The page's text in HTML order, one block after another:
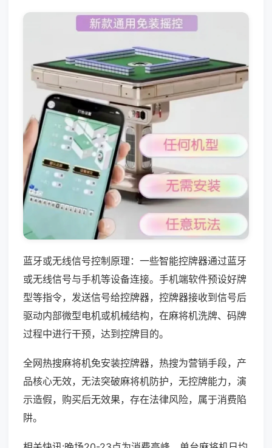
蓝牙或无线信号控制原理：一些智能控牌器通过蓝牙
或无线信号与手机等设备连接。手机端软件预设好牌
型等指令，发送信号给控牌器，控牌器接收到信号后
驱动内部微型电机或机械结构，在麻将机洗牌、码牌
过程中进行干预，达到控牌目的。
全网热搜麻将机免安装控牌器，热搜为营销手段，产
品核心无效，无法突破麻将机防护，无控牌能力，演
示造假，购买后无效果，存在法律风险，属于消费陷
阱。